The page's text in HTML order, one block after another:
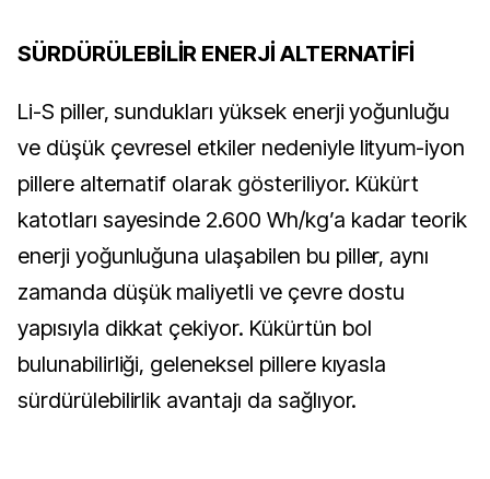
SÜRDÜRÜLEBİLİR ENERJİ ALTERNATİFİ
Li-S piller, sundukları yüksek enerji yoğunluğu
ve düşük çevresel etkiler nedeniyle lityum-iyon
pillere alternatif olarak gösteriliyor. Kükürt
katotları sayesinde 2.600 Wh/kg’a kadar teorik
enerji yoğunluğuna ulaşabilen bu piller, aynı
zamanda düşük maliyetli ve çevre dostu
yapısıyla dikkat çekiyor. Kükürtün bol
bulunabilirliği, geleneksel pillere kıyasla
sürdürülebilirlik avantajı da sağlıyor.